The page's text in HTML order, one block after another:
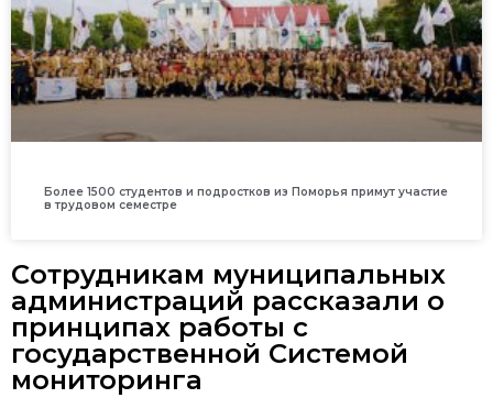
Более 1500 студентов и подростков из Поморья примут участие
в трудовом семестре
Сотрудникам муниципальных
администраций рассказали о
принципах работы с
государственной Системой
мониторинга